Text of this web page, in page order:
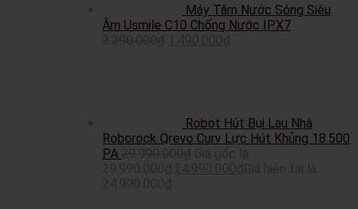
Máy Tăm Nước Sóng Siêu
Âm Usmile C10 Chống Nước IPX7
Robot Hút Bụi Lau Nhà
Roborock Qrevo Curv Lực Hút Khủng 18.500
PA